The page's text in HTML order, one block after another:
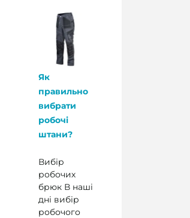
Як
правильно
вибрати
робочі
штани?
Вибір
робочих
брюк В наші
дні вибір
робочого